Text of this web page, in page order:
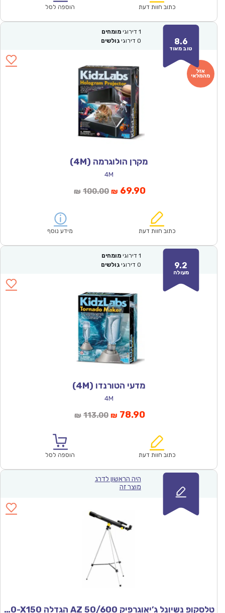
₪286.00.
כתוב חוות דעת הוספה לסל
8.6
טוב מאוד
1 דירוגי מומחים
0 דירוגי גולשים
מקרן הולוגרמה (4M)
4M
₪ 100.00המחיר
₪100.00.
₪ 69.90המחיר
הוא:
כתוב חוות דעת מידע נוסף
9.2
מעולה
1 דירוגי מומחים
0 דירוגי גולשים
מדעי הטורנדו (4M)
4M
₪ 113.00המחיר
₪113.00.
₪ 78.90המחיר
הוא:
כתוב חוות דעת הוספה לסל
היה הראשון לדרג
מוצר זה
טלסקופ נשיונל ג’יאוגרפיק AZ 50/600 הגדלה X30-X150